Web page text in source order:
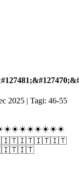
2025 | Tagi: 46-55